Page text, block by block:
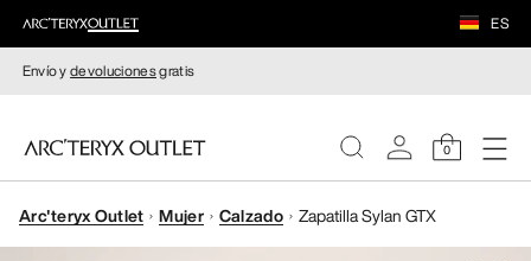
ES
Envío ydevolucionesgratis
0
MUJERE
Arc'teryx Outlet Mujer Calzado Zapatilla Sylan GTX